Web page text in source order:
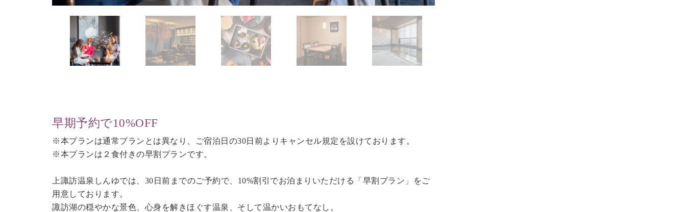
早期予約で10%OFF
※本プランは通常プランとは異なり、ご宿泊日の30日前よりキャンセル規定を設けております。
※本プランは２食付きの早割プランです。
上諏訪温泉しんゆでは、30日前までのご予約で、10%割引でお泊まりいただける「早割プラン」をご
用意しております。
諏訪湖の穏やかな景色、心身を解きほぐす温泉、そして温かいおもてなし。